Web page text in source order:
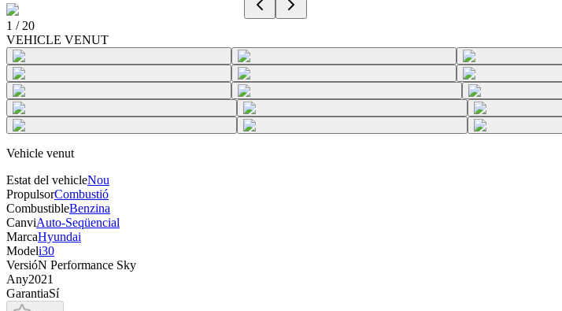
1 / 20
VEHICLE VENUT
Vehicle venut
Estat del vehicleNou
PropulsorCombustió
CombustibleBenzina
CanviAuto-Seqüencial
MarcaHyundai
Modeli30
VersióN Performance Sky
Any2021
GarantiaSí